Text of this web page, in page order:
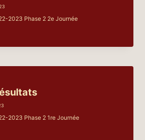
2023 Phase 2 2e Journée
2023 Phase 2 1re Journée